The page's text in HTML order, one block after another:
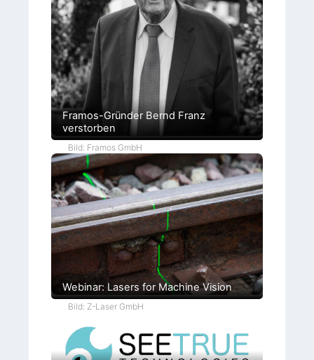
Framos-Gründer Bernd Franz
verstorben
Bild: Framos GmbH
Webinar: Lasers for Machine Vision
Bild: Z-Laser GmbH